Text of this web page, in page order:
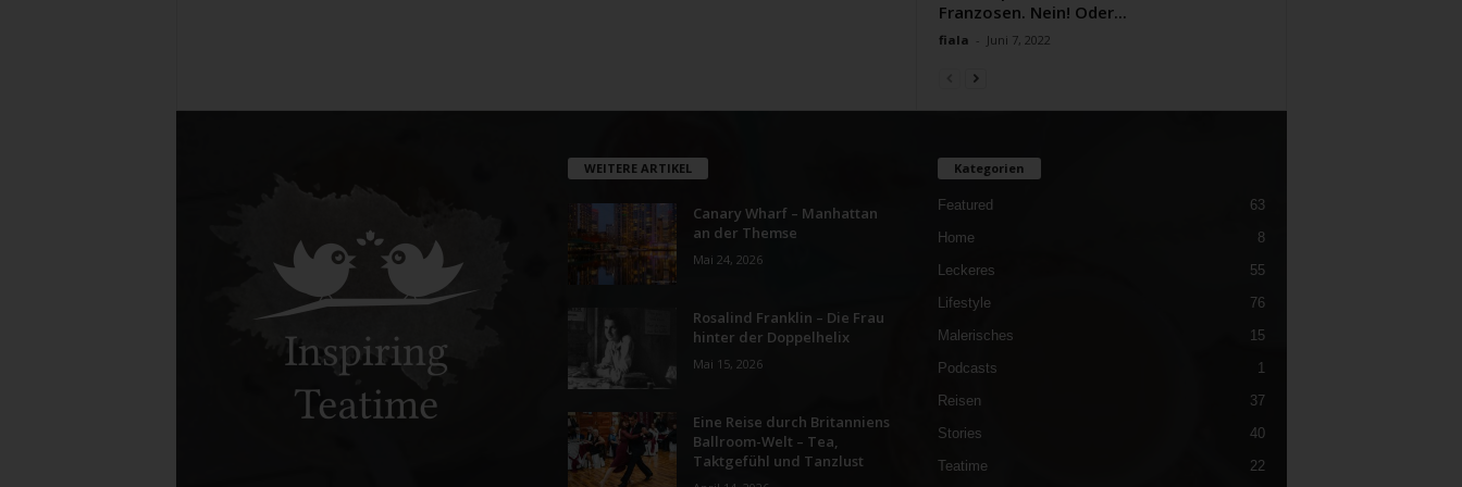
Franzosen. Nein! Oder...
fiala - Juni 7, 2022
WEITERE ARTIKEL
Canary Wharf – Manhattan
an der Themse
Mai 24, 2026
Rosalind Franklin – Die Frau
hinter der Doppelhelix
Mai 15, 2026
Eine Reise durch Britanniens
Ballroom-Welt – Tea,
Taktgefühl und Tanzlust
Kategorien
Featured
63
Home
8
Leckeres
55
Lifestyle
76
Malerisches
15
Podcasts
1
Reisen
37
Stories
40
Teatime
22